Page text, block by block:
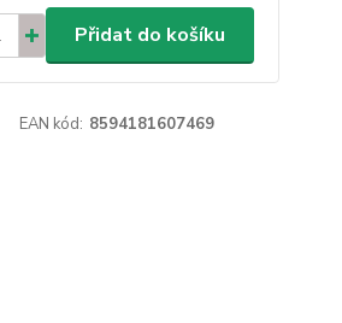
Přidat do košíku
EAN kód: 8594181607469